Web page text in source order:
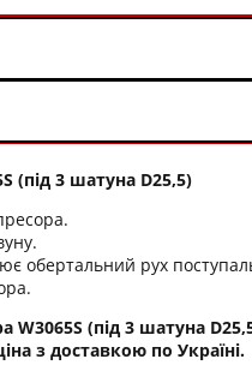
(під 3 шатуна D25,5)
обертальний рух
(під 3 шатуна
з доставкою по Україні.